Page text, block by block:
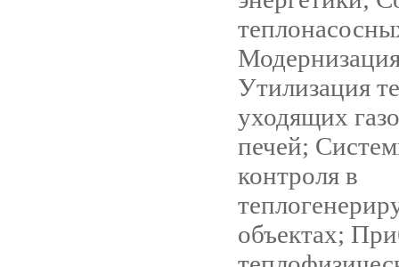
Утилизация
уходящих
печей;
контроля в
объектах;